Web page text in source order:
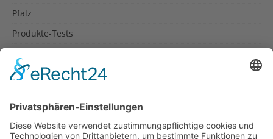
Pfalz
Produkte-Tests
Rezepte
Spanien
Südtirol